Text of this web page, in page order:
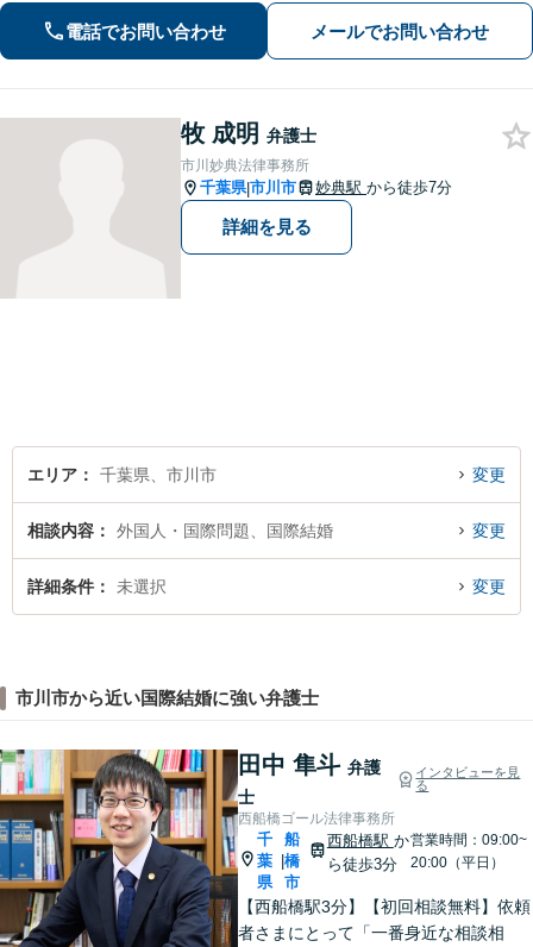
経験15年以上】依頼者様に寄り添い、
解決へと導きます【電話相談可】【本
八幡駅9分】
電話でお問い合わせ メールでお問い合わせ
牧 成明 弁護士
市川妙典法律事務所
千葉県|市川市 妙典駅 から徒歩7分
詳細を見る
エリア 千葉県、市川市 変更
相談内容 外国人・国際問題、国際結婚 変更
詳細条件 未選択 変更
市川市から近い国際結婚に強い弁護士
田中 隼斗 弁護
士
インタビューを見
る
西船橋ゴール法律事務所
千
葉
県
船
橋
市
西船橋駅 か
ら徒歩3分
営業時間：09:00~
20:00（平日）
【西船橋駅3分】【初回相談無料】依頼
者さまにとって「一番身近な相談相